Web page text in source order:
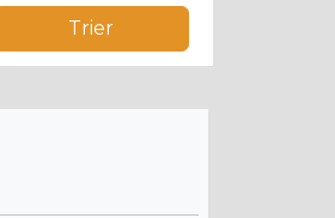
Trier